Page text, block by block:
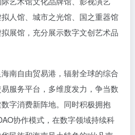
人馆、城市之光馆、国之重器馆
展馆，充分展示数字文创艺术品
南自由贸易港，辐射全球的综合
服务平台，多维度发力，争当数
字消费新阵地。同时积极拥抱
协作模式，在数字领域持续科